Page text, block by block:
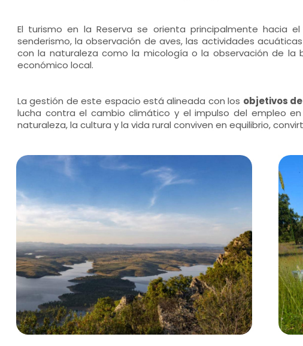
El turismo en la Reserva se orienta principalmente hacia el
senderismo, la observación de aves, las actividades
con la naturaleza como la micología o la observación de la
económico local.
La gestión de este espacio está alineada con los objetivos
lucha contra el cambio climático y el impulso del empleo
naturaleza, la cultura y la vida rural conviven en equilibrio,